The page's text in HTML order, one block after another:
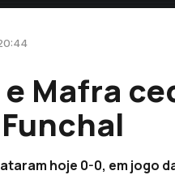
Mafra
hoje 0-0, em jogo